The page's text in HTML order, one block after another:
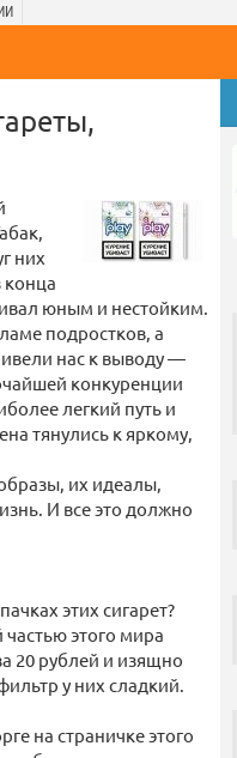
них
конца
юным и нестойким.
подростков, а
нас к выводу —
конкуренции
легкий путь и
тянулись к яркому,
их идеалы,
И все это должно
этих сигарет?
этого мира
20 рублей и изящно
у них сладкий.
на страничке этого